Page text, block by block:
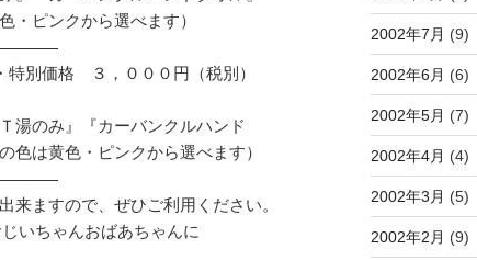
ピンクから選べます）
別価格　３，０００円（税別）
湯のみ』『カーバンクルハンド
は黄色・ピンクから選べます）
ますので、ぜひご利用ください。
2002年7月 (9)
2002年6月 (6)
2002年5月 (7)
2002年4月 (4)
2002年3月 (5)
2002年2月 (9)